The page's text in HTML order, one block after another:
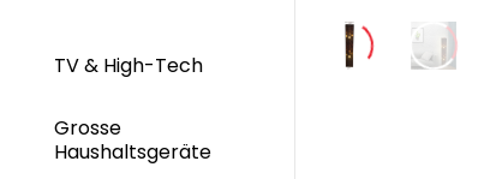
TV & High-Tech
Grosse
Haushaltsgeräte